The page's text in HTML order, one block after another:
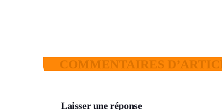
COMMENTAIRES
Laisser une réponse